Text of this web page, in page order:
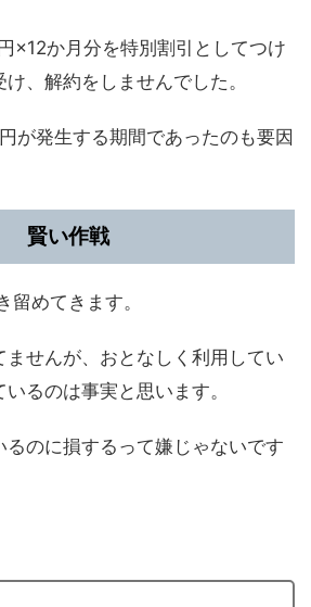
×12か月分を特別割引としてつけ
、解約をしませんでした。
が発生する期間であったのも要因
賢い作戦
めてきます。
ませんが、おとなしく利用してい
るのは事実と思います。
るのに損するって嫌じゃないです